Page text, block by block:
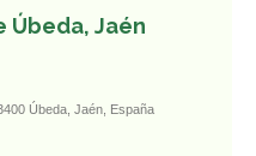
Úbeda, Jaén
Úbeda, Jaén, España